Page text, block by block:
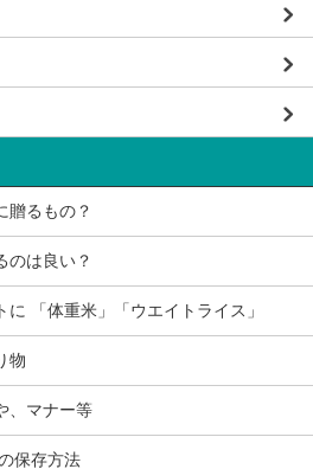
贈るもの？
のは良い？
「体重米」「ウエイトライス」
物
、マナー等
保存方法